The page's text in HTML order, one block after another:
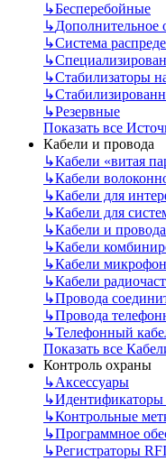
↳Бесперебойные
↳Дополнительное
↳Система
↳
↳Стабилизаторы
↳
↳Резервные
Показать все
Кабели и провода
↳Кабели «витая
↳Кабели
↳Кабели для
↳Кабели для
↳Кабели и
↳Кабели
↳Кабели
↳Кабели
↳Провода
↳Провода
↳Телефонный
Показать все
Контроль охраны
↳Аксессуары
↳Идентификаторы
↳Контрольные
↳Программное
↳Регистраторы